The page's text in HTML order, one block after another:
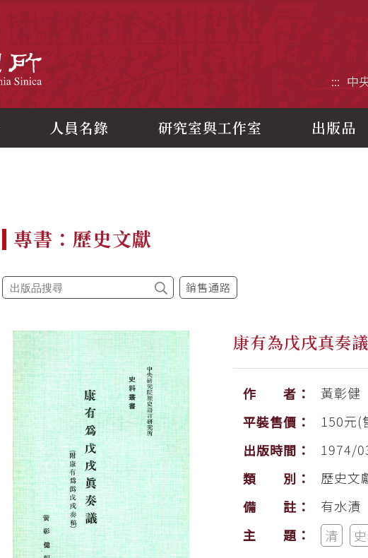
::: 中
人員名錄 研究室與工作室 出版品
專書：歷史文獻
銷售通路
康有為戊戌真奏議
作 者：
黃彰健
平裝售價：
150元(
出版時間：
1974/
類 別：
歷史文
備 註：
有水漬
主 題：
清